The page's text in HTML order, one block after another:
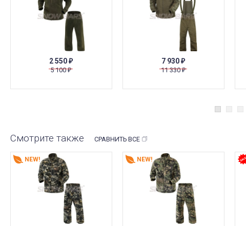
2 550 ₽
5 100₽
7 930 ₽
11 330₽
Смотрите также СРАВНИТЬ ВСЕ
NEW! NEW!